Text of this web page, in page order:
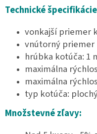
Technické
vonkajší priemer
vnútorný priemer
hrúbka kotúča: 1
maximálna
maximálna
typ kotúča:
Množstevné zľavy: